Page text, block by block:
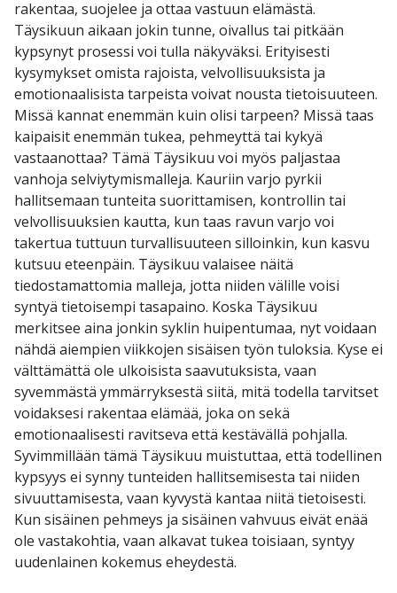
rakentaa, suojelee ja ottaa vastuun elämästä.
Täysikuun aikaan jokin tunne, oivallus tai pitkään
kypsynyt prosessi voi tulla näkyväksi. Erityisesti
kysymykset omista rajoista, velvollisuuksista ja
emotionaalisista tarpeista voivat nousta tietoisuuteen.
Missä kannat enemmän kuin olisi tarpeen? Missä taas
kaipaisit enemmän tukea, pehmeyttä tai kykyä
vastaanottaa? Tämä Täysikuu voi myös paljastaa
vanhoja selviytymismalleja. Kauriin varjo pyrkii
hallitsemaan tunteita suorittamisen, kontrollin tai
velvollisuuksien kautta, kun taas ravun varjo voi
takertua tuttuun turvallisuuteen silloinkin, kun kasvu
kutsuu eteenpäin. Täysikuu valaisee näitä
tiedostamattomia malleja, jotta niiden välille voisi
syntyä tietoisempi tasapaino. Koska Täysikuu
merkitsee aina jonkin syklin huipentumaa, nyt voidaan
nähdä aiempien viikkojen sisäisen työn tuloksia. Kyse ei
välttämättä ole ulkoisista saavutuksista, vaan
syvemmästä ymmärryksestä siitä, mitä todella tarvitset
voidaksesi rakentaa elämää, joka on sekä
emotionaalisesti ravitseva että kestävällä pohjalla.
Syvimmillään tämä Täysikuu muistuttaa, että todellinen
kypsyys ei synny tunteiden hallitsemisesta tai niiden
sivuuttamisesta, vaan kyvystä kantaa niitä tietoisesti.
Kun sisäinen pehmeys ja sisäinen vahvuus eivät enää
ole vastakohtia, vaan alkavat tukea toisiaan, syntyy
uudenlainen kokemus eheydestä.